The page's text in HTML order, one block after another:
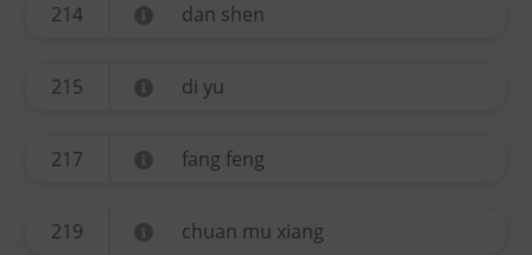
214 dan shen
215 di yu
217 fang feng
219 chuan mu xiang